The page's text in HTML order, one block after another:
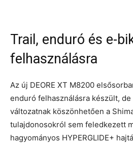
Trail, enduró és e-
felhasználásra
Az új DEORE XT M8200
enduró felhasználásra készült, de
változatnak köszönhetően a
tulajdonosokról sem feledkezett
hagyományos HYPERGLIDE+